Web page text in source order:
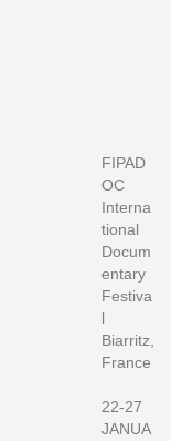
FIPAD
OC
Interna
tional
Docum
entary
Festiva
l
Biarritz,
France
22-27
JANUA